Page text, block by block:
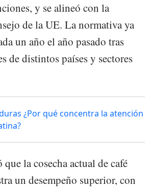
y se alineó con la
de la UE. La normativa ya
un año el año pasado tras
de distintos países y sectores
¿Por qué concentra la atención
la cosecha actual de café
un desempeño superior, con